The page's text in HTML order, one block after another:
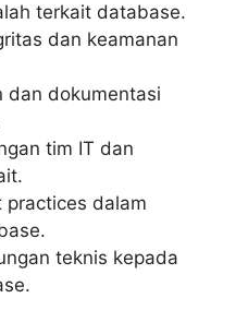
terkait database.
dan keamanan
dan dokumentasi
tim IT dan
practices dalam
teknis kepada